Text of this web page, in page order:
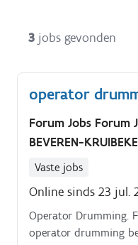
3 jobs gevonden
operator
Forum Jobs Forum
BEVEREN-
Vaste jobs
Online sinds 23 jul.
Operator Drumming.
operator drumming